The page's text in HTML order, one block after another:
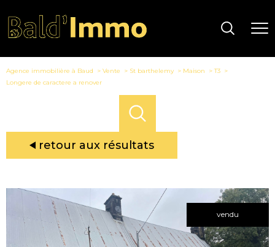
Agence immobilière à Baud Vente St barthelemy Maison
T3
Longere de caractere a renover
retour aux résultats
vendu